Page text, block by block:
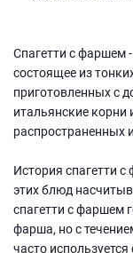
Спагетти с фаршем
состоящее из
приготовленных с
итальянские корни
распространенных
История спагетти
этих блюд
спагетти с фаршем
фарша, но с
часто